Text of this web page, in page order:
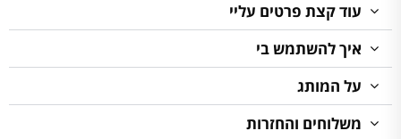
עוד קצת פרטים עליי
איך להשתמש בי
על המותג
משלוחים והחזרות